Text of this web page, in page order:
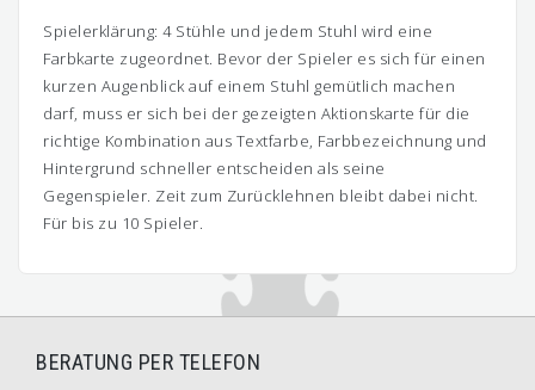
Spielerklärung: 4 Stühle und jedem Stuhl wird eine
Farbkarte zugeordnet. Bevor der Spieler es sich für einen
kurzen Augenblick auf einem Stuhl gemütlich machen
darf, muss er sich bei der gezeigten Aktionskarte für die
richtige Kombination aus Textfarbe, Farbbezeichnung und
Hintergrund schneller entscheiden als seine
Gegenspieler. Zeit zum Zurücklehnen bleibt dabei nicht.
Für bis zu 10 Spieler.
BERATUNG PER TELEFON